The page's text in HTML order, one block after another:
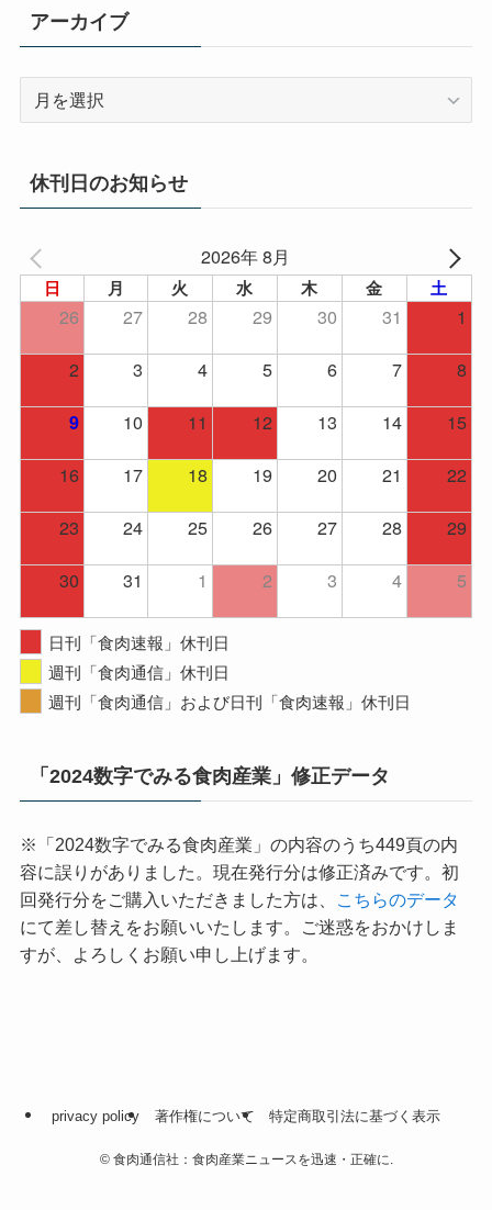
アーカイブ
イ
ブ
休刊日のお知らせ
2026年 8月
日 月 火 水 木 金 土
26 27 28 29 30 31
1
2
3 4 5 6 7 8
9 10 11 12 13 14
15
16
17 18 19 20 21
22
23
24 25 26 27 28
29
30
31 1 2 3 4 5
日刊「食肉速報」休刊日
週刊「食肉通信」休刊日
週刊「食肉通信」および日刊「食肉速報」休刊日
「2024数字でみる食肉産業」修正データ
※「2024数字でみる食肉産業」の内容のうち449頁の内
容に誤りがありました。現在発行分は修正済みです。初
回発行分をご購入いただきました方は、
こちらのデータ
にて差し替えをお願いいたします。ご迷惑をおかけしま
すが、よろしくお願い申し上げます。
privacy policy 著作権について 特定商取引法に基づく表示
©食肉通信社：食肉産業ニュースを迅速・正確に.